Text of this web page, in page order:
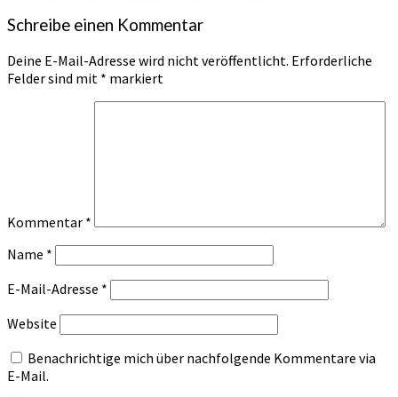
Schreibe einen Kommentar
Deine E-Mail-Adresse wird nicht veröffentlicht. Erforderliche
Felder sind mit * markiert
Kommentar *
Name *
E-Mail-Adresse *
Website
Benachrichtige mich über nachfolgende Kommentare via
E-Mail.